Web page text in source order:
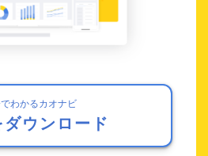
わかるカオナビ
ウンロード